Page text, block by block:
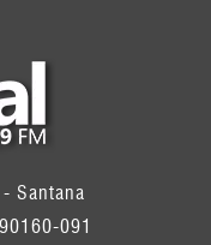
Santana
091